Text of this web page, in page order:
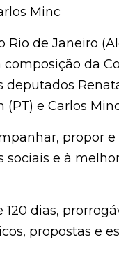
de Janeiro (Alerj)
da
Renata
Minc (PSB).
propor e
das
dias,
e